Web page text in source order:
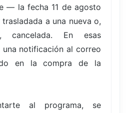
— la fecha 11 de agosto
a una nueva o,
cancelada. En esas
una notificación al correo
en la compra de la
al programa, se